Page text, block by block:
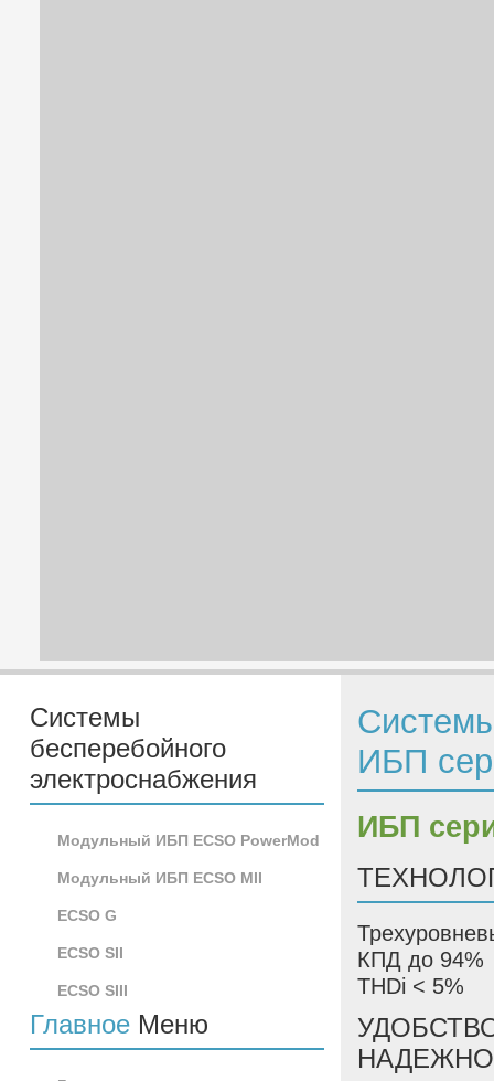
Системы
бесперебойного
электроснабжения
Модульный ИБП ECSO PowerMod
Модульный ИБП ECSO MII
ECSO G
ECSO SII
ECSO SIII
Главное Меню
ИБП
ИБП
КПД до 94%
THDi < 5%